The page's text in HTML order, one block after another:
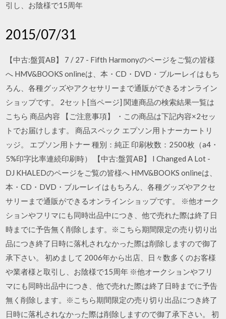
引し、お陰様で15周年
2015/07/31
【中古:盤質AB】 7 / 27 - Fifth Harmonyのページをご覧の皆様
へ HMV&BOOKS onlineは、本・CD・DVD・ブルーレイはもち
ろん、各種グッズやアクセサリーまで通販ができるオンライン
ショップです。 2セット[当ページ] 関連商品の検索結果一覧は
こちら 商品内容 【ご注意事項】 ・この商品は下記内容×2セッ
トでお届けします。 商品スペック エプソン用トナーカートリ
ッジ。 エプソン用トナー 種別：純正 印刷枚数：2500枚（a4・
5%印字比率連続印刷時） 【中古:盤質AB】 I Changed A Lot -
DJ KHALEDのページをご覧の皆様へ HMV&BOOKS onlineは、
本・CD・DVD・ブルーレイはもちろん、各種グッズやアクセ
サリーまで通販ができるオンラインショップです。 ※他オーク
ションやフリマにも同時出品中につき、他で売れた際は終了日
時までに予告無く削除します。※こちら期間限定の売り切り出
品につき終了日時に落札されなかった際は削除しますので御了
承下さい。 初めまして 2006年から出店、日々数多くのお客様
や業者様と取引し、お陰様で15周年 ※他オークションやフリ
マにも同時出品中につき、他で売れた際は終了日時までに予告
無く削除します。※こちら期間限定の売り切り出品につき終了
日時に落札されなかった際は削除しますので御了承下さい。 初